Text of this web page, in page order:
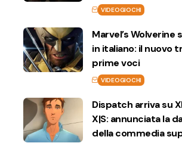
VIDEOGIOCHI
Marvel’s Wolverine
in italiano: il nuovo
prime voci
VIDEOGIOCHI
Dispatch arriva su
X|S: annunciata la
della commedia